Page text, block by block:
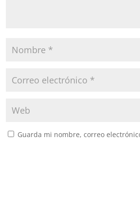
Guarda mi nombre, correo